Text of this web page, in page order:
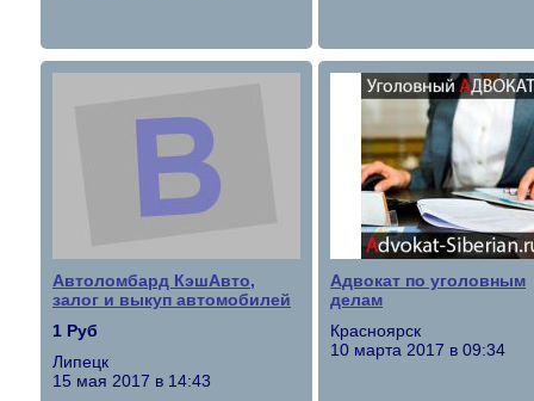
Автоломбард КэшАвто,
залог и выкуп автомобилей
1 Руб
Липецк
15 мая 2017 в 14:43
Адвокат по уголовным
делам
Красноярск
10 марта 2017 в 09:34